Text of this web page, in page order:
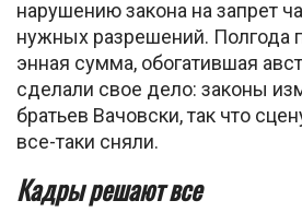
нарушению закона на запрет
нужных разрешений. Полгода
энная сумма, обогатившая
сделали свое дело: законы
братьев Вачовски, так что
все-таки сняли.
Кадры решают все